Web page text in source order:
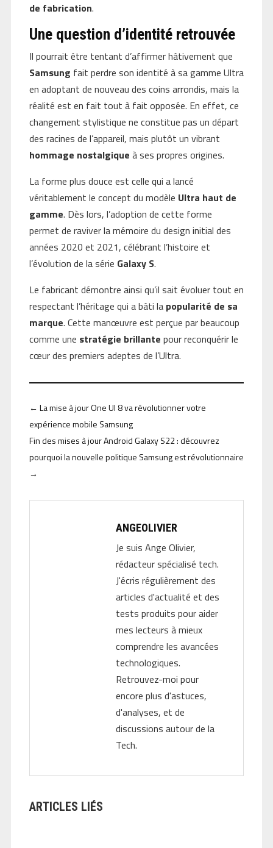
de fabrication.
Une question d’identité retrouvée
Il pourrait être tentant d’affirmer hâtivement que
Samsung fait perdre son identité à sa gamme Ultra
en adoptant de nouveau des coins arrondis, mais la
réalité est en fait tout à fait opposée. En effet, ce
changement stylistique ne constitue pas un départ
des racines de l’appareil, mais plutôt un vibrant
hommage nostalgique à ses propres origines.
La forme plus douce est celle qui a lancé
véritablement le concept du modèle Ultra haut de
gamme. Dès lors, l’adoption de cette forme
permet de raviver la mémoire du design initial des
années 2020 et 2021, célébrant l’histoire et
l’évolution de la série Galaxy S.
Le fabricant démontre ainsi qu’il sait évoluer tout en
respectant l’héritage qui a bâti la popularité de sa
marque. Cette manœuvre est perçue par beaucoup
comme une stratégie brillante pour reconquérir le
cœur des premiers adeptes de l’Ultra.
← La mise à jour One UI 8 va révolutionner votre
expérience mobile Samsung
Fin des mises à jour Android Galaxy S22 : découvrez
pourquoi la nouvelle politique Samsung est révolutionnaire
→
ANGEOLIVIER
Je suis Ange Olivier,
rédacteur spécialisé tech.
J'écris régulièrement des
articles d'actualité et des
tests produits pour aider
mes lecteurs à mieux
comprendre les avancées
technologiques.
Retrouvez-moi pour
encore plus d'astuces,
d'analyses, et de
discussions autour de la
Tech.
ARTICLES LIÉS